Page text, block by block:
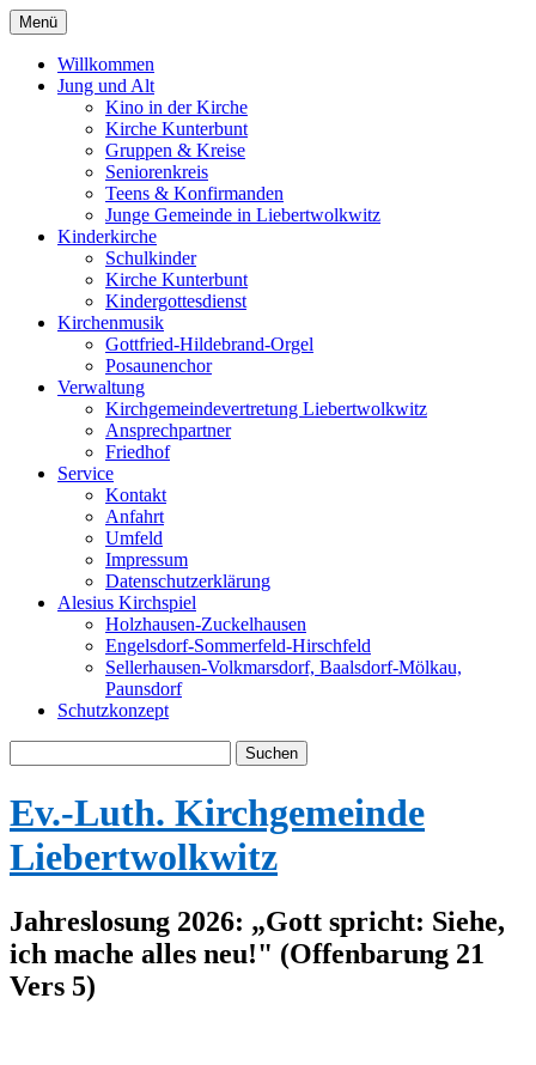
Menü
Willkommen
Jung und Alt
Kino in der Kirche
Kirche Kunterbunt
Gruppen & Kreise
Seniorenkreis
Teens & Konfirmanden
Junge Gemeinde in Liebertwolkwitz
Kinderkirche
Schulkinder
Kirche Kunterbunt
Kindergottesdienst
Kirchenmusik
Gottfried-Hildebrand-Orgel
Posaunenchor
Verwaltung
Kirchgemeindevertretung Liebertwolkwitz
Ansprechpartner
Friedhof
Service
Kontakt
Anfahrt
Umfeld
Impressum
Datenschutzerklärung
Alesius Kirchspiel
Holzhausen-Zuckelhausen
Engelsdorf-Sommerfeld-Hirschfeld
Sellerhausen-Volkmarsdorf, Baalsdorf-Mölkau,
Paunsdorf
Schutzkonzept
nach:
Ev.-Luth. Kirchgemeinde
Liebertwolkwitz
Jahreslosung 2026: „Gott spricht: Siehe,
ich mache alles neu!" (Offenbarung 21
Vers 5)